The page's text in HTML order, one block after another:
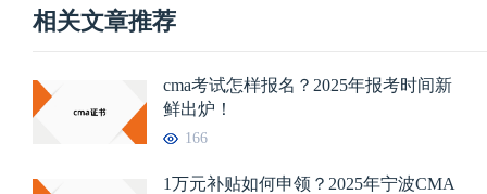
相关文章推荐
cma考试怎样报名？2025年报考时间新
鲜出炉！
166
1万元补贴如何申领？2025年宁波CMA